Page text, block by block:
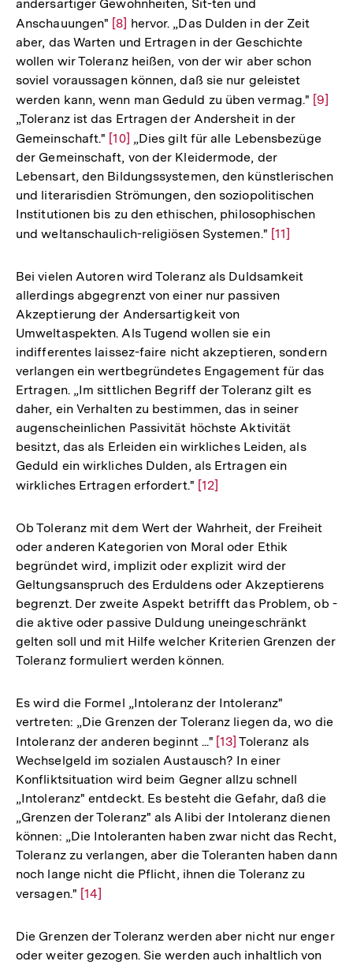
andersartiger Gewohnheiten, Sit-ten und
Anschauungen" Zur
Auflösung
der
Fußnote
[8] hervor. „Das Dulden in der Zeit
aber, das Warten und Ertragen in der Geschichte
wollen wir Toleranz heißen, von der wir aber schon
soviel voraussagen können, daß sie nur geleistet
werden kann, wenn man Geduld zu üben vermag." Zur
der
[9]
„Toleranz ist das Ertragen der Andersheit in der
Gemeinschaft." Zur
Auflösung
der
Fußnote
[10] „Dies gilt für alle Lebensbezüge
der Gemeinschaft, von der Kleidermode, der
Lebensart, den Bildungssystemen, den künstlerischen
und literarisdien Strömungen, den soziopolitischen
Institutionen bis zu den ethischen, philosophischen
und weltanschaulich-religiösen Systemen." Zur
der
Fußnote
[11]
Bei vielen Autoren wird Toleranz als Duldsamkeit
allerdings abgegrenzt von einer nur passiven
Akzeptierung der Andersartigkeit von
Umweltaspekten. Als Tugend wollen sie ein
indifferentes laissez-faire nicht akzeptieren, sondern
verlangen ein wertbegründetes Engagement für das
Ertragen. „Im sittlichen Begriff der Toleranz gilt es
daher, ein Verhalten zu bestimmen, das in seiner
augenscheinlichen Passivität höchste Aktivität
besitzt, das als Erleiden ein wirkliches Leiden, als
Geduld ein wirkliches Dulden, als Ertragen ein
wirkliches Ertragen erfordert." Zur
der
Fußnote
[12]
Ob Toleranz mit dem Wert der Wahrheit, der Freiheit
oder anderen Kategorien von Moral oder Ethik
begründet wird, implizit oder explizit wird der
Geltungsanspruch des Erduldens oder Akzeptierens
begrenzt. Der zweite Aspekt betrifft das Problem, ob -
die aktive oder passive Duldung uneingeschränkt
gelten soll und mit Hilfe welcher Kriterien Grenzen der
Toleranz formuliert werden können.
Es wird die Formel „Intoleranz der Intoleranz"
vertreten: „Die Grenzen der Toleranz liegen da, wo die
Intoleranz der anderen beginnt ..." Zur
Auflösung
der
Fußnote
[13] Toleranz als
Wechselgeld im sozialen Austausch? In einer
Konfliktsituation wird beim Gegner allzu schnell
„Intoleranz" entdeckt. Es besteht die Gefahr, daß die
„Grenzen der Toleranz" als Alibi der Intoleranz dienen
können: „Die Intoleranten haben zwar nicht das Recht,
Toleranz zu verlangen, aber die Toleranten haben dann
noch lange nicht die Pflicht, ihnen die Toleranz zu
versagen." Zur
der
Fußnote
[14]
Die Grenzen der Toleranz werden aber nicht nur enger
oder weiter gezogen. Sie werden auch inhaltlich von